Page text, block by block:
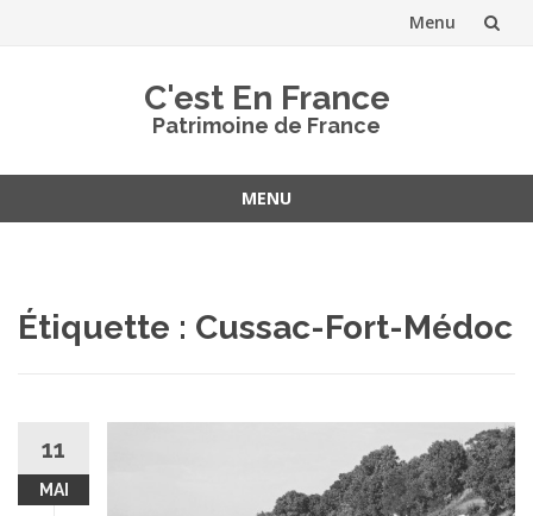
Menu
C'est En France
Patrimoine de France
MENU
Étiquette : Cussac-Fort-Médoc
11
MAI